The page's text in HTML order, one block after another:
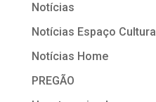
Notícias
Notícias Espaço Cultural
Notícias Home
PREGÃO